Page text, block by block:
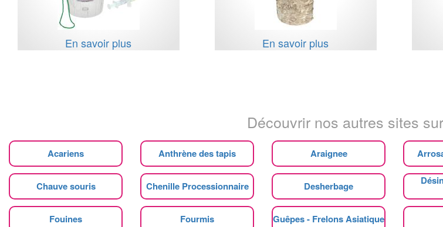
En savoir plus En savoir plus
Découvrir nos autres sites
Acariens Anthrène des tapis Araignee
Chauve souris Chenille Processionnaire Desherbage
Fouines Fourmis Guêpes - Frelons Asiatique